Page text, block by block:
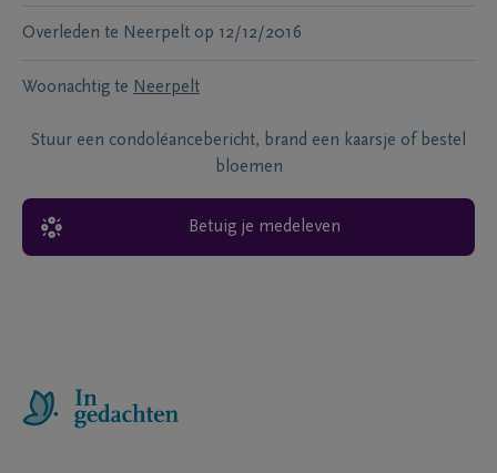
Overleden te Neerpelt op 12/12/2016
Woonachtig te Neerpelt
Stuur een condoléancebericht, brand een kaarsje of bestel
bloemen
Betuig je medeleven